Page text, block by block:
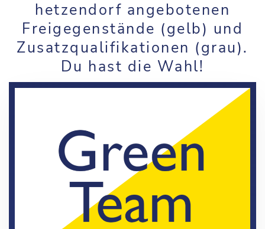
hetzendorf angebotenen
Freigegenstände (gelb) und
Zusatzqualifikationen (grau).
Du hast die Wahl!